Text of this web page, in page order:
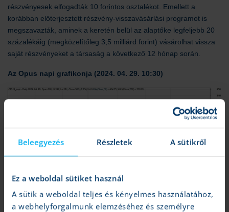
Beleegyezés Részletek A sütikről
Ez a weboldal sütiket használ
A sütik a weboldal teljes és kényelmes használatához,
a webhelyforgalmunk elemzéséhez és személyre
részvényesek elfogadták 10 forintos osztalékot. Emellett a
korábban előterjesztett részvény-visszavásárlási programot is
megszavazták, aminek a keretén belül az alaptőke legfeljebb 20
százalékáig (megközelítőleg 3,5 milliárd forint) vásárolhat vissza
saját részvényeket a társaság a következő 12 hónap során.
Az Opus napi grafikonja (2024. 04. 29. 10:30)